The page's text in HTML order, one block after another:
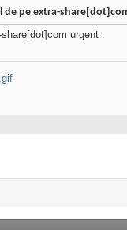
de pe extra-
urgent .